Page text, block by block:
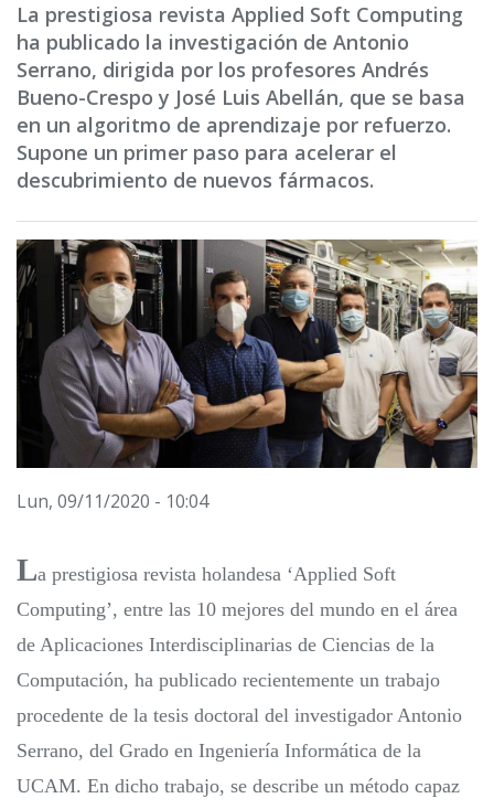
La prestigiosa revista Applied Soft Computing
ha publicado la investigación de Antonio
Serrano, dirigida por los profesores Andrés
Bueno-Crespo y José Luis Abellán, que se basa
en un algoritmo de aprendizaje por refuerzo.
Supone un primer paso para acelerar el
descubrimiento de nuevos fármacos.
Lun, 09/11/2020 - 10:04
La prestigiosa revista holandesa ‘Applied Soft
Computing’, entre las 10 mejores del mundo en el área
de Aplicaciones Interdisciplinarias de Ciencias de la
Computación, ha publicado recientemente un trabajo
procedente de la tesis doctoral del investigador Antonio
Serrano, del Grado en Ingeniería Informática de la
UCAM. En dicho trabajo, se describe un método capaz